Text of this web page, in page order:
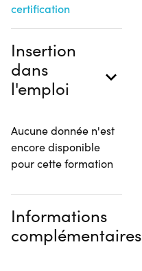
certification
Insertion
dans
l'emploi
Aucune donnée n'est
encore disponible
pour cette formation
Informations
complémentaires